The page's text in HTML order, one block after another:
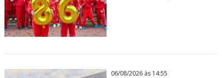
06/08/2026 às 14:55